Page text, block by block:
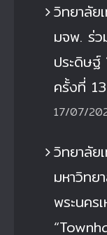
วิทยาลัย
มจพ. ร่
ประดิษฐ์
ครั้งที่ 13
17/07/
วิทยาลัย
มหาวิทย
พระนคร